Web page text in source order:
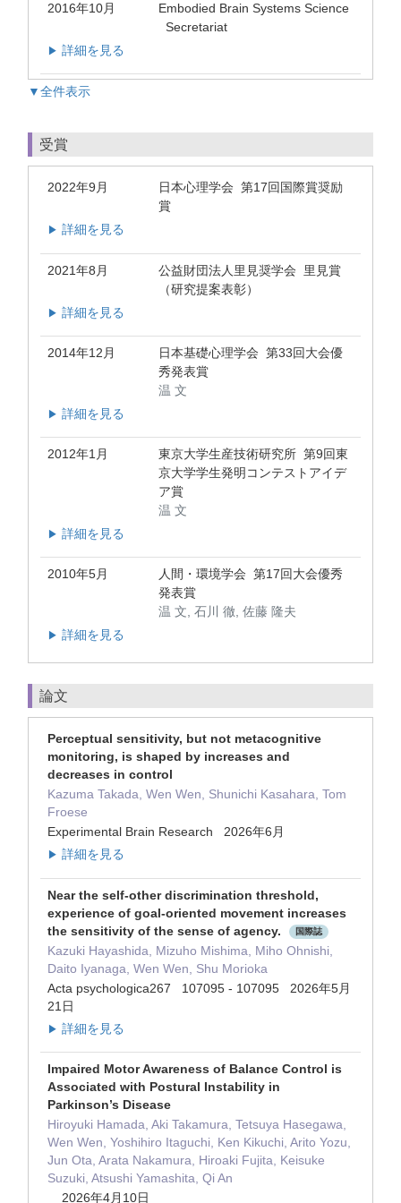
2016年10月
Embodied Brain Systems Science
Secretariat
▶ 詳細を見る
▼全件表示
受賞
2022年9月
日本心理学会 第17回国際賞奨励
賞
▶ 詳細を見る
2021年8月
公益財団法人里見奨学会 里見賞
（研究提案表彰）
▶ 詳細を見る
2014年12月
日本基礎心理学会 第33回大会優
秀発表賞
温 文
▶ 詳細を見る
2012年1月
東京大学生産技術研究所 第9回東
京大学学生発明コンテストアイデ
ア賞
温 文
▶ 詳細を見る
2010年5月
人間・環境学会 第17回大会優秀
発表賞
温 文, 石川 徹, 佐藤 隆夫
▶ 詳細を見る
論文
Perceptual sensitivity, but not metacognitive
monitoring, is shaped by increases and
decreases in control
Kazuma Takada, Wen Wen, Shunichi Kasahara, Tom
Froese
Experimental Brain Research 2026年6月
▶ 詳細を見る
Near the self-other discrimination threshold,
experience of goal-oriented movement increases
the sensitivity of the sense of agency.
国際誌
Kazuki Hayashida, Mizuho Mishima, Miho Ohnishi,
Daito Iyanaga, Wen Wen, Shu Morioka
Acta psychologica267 107095 - 107095 2026年5月
21日
▶ 詳細を見る
Impaired Motor Awareness of Balance Control is
Associated with Postural Instability in
Parkinson’s Disease
Hiroyuki Hamada, Aki Takamura, Tetsuya Hasegawa,
Wen Wen, Yoshihiro Itaguchi, Ken Kikuchi, Arito Yozu,
Jun Ota, Arata Nakamura, Hiroaki Fujita, Keisuke
Suzuki, Atsushi Yamashita, Qi An
2026年4月10日